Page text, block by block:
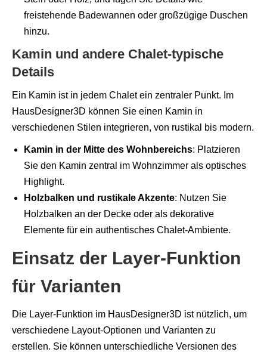
freistehende Badewannen oder großzügige Duschen
hinzu.
Kamin und andere Chalet-typische
Details
Ein Kamin ist in jedem Chalet ein zentraler Punkt. Im
HausDesigner3D können Sie einen Kamin in
verschiedenen Stilen integrieren, von rustikal bis modern.
Kamin in der Mitte des Wohnbereichs: Platzieren
Sie den Kamin zentral im Wohnzimmer als optisches
Highlight.
Holzbalken und rustikale Akzente: Nutzen Sie
Holzbalken an der Decke oder als dekorative
Elemente für ein authentisches Chalet-Ambiente.
Einsatz der Layer-Funktion
für Varianten
Die Layer-Funktion im HausDesigner3D ist nützlich, um
verschiedene Layout-Optionen und Varianten zu
erstellen. Sie können unterschiedliche Versionen des